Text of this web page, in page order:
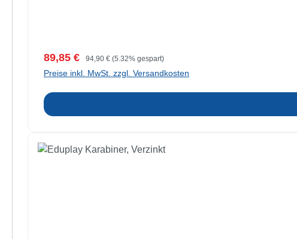
Verkaufspreis:
89,85 € Regulärer Preis:
94,90 € (5.32% gespart)
Preise inkl. MwSt. zzgl. Versandkosten